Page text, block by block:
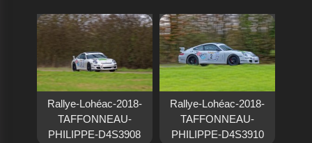
Rallye-Lohéac-2018-
TAFFONNEAU-
PHILIPPE-D4S3908
Rallye-Lohéac-2018-
TAFFONNEAU-
PHILIPPE-D4S3910